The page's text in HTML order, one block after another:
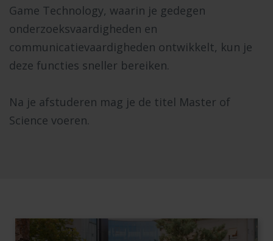
Game Technology, waarin je gedegen
onderzoeksvaardigheden en
communicatievaardigheden ontwikkelt, kun je
deze functies sneller bereiken.
Na je afstuderen mag je de titel Master of
Science voeren.